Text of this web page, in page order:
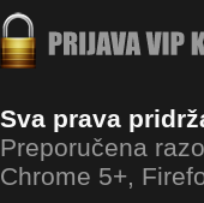
Sva prava
Preporučena
Chrome 5+,